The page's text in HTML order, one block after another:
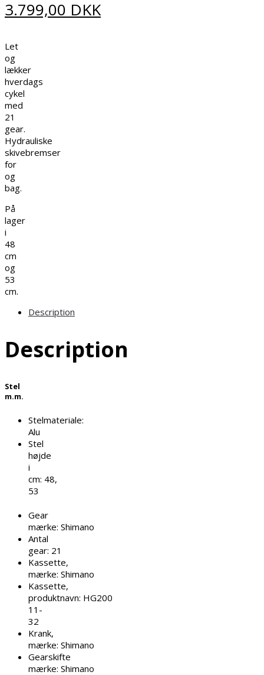
3.799,00 DKK
Let
og
lækker
hverdags
cykel
med
21
gear.
Hydrauliske
skivebremser
for
og
bag.
På
lager
i
48
cm
og
53
cm.
Description
Description
Stel
m.m.
Stelmateriale:
Alu
Stel
højde
i
cm: 48,
53
Gear
mærke: Shimano
Antal
gear: 21
Kassette,
mærke: Shimano
Kassette,
produktnavn: HG200
11-
32
Krank,
mærke: Shimano
Gearskifte
mærke: Shimano